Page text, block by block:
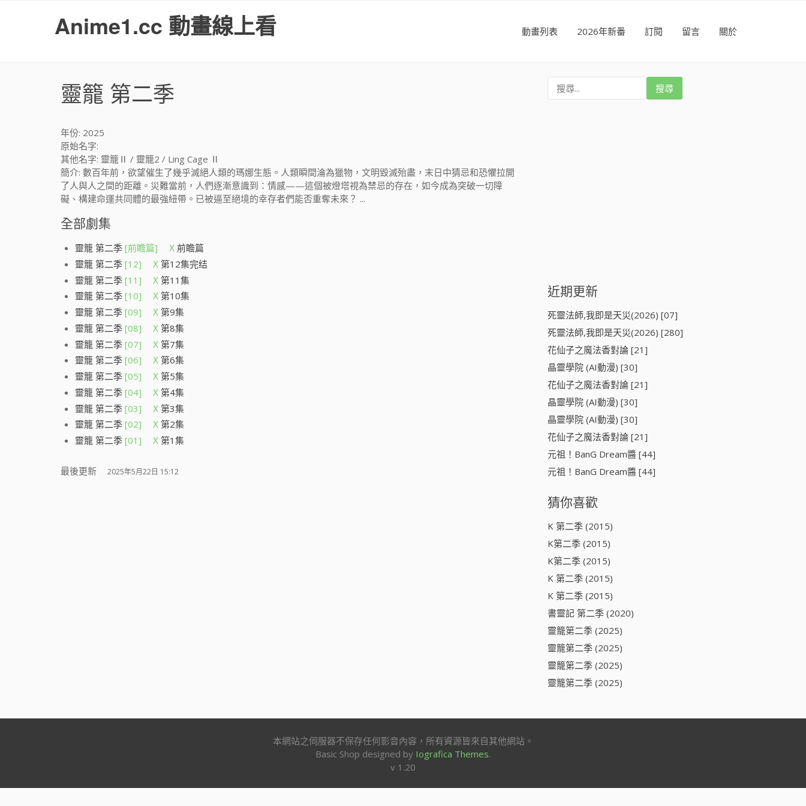
Anime1.cc 動畫線上看 動畫列表 2026年新番 訂閱 留言 關於
靈籠 第二季
年份: 2025
原始名字:
其他名字: 靈籠Ⅱ / 靈籠2 / Ling Cage Ⅱ
簡介: 數百年前，欲望催生了幾乎滅絕人類的瑪娜生態。人類瞬間淪為獵物，文明毀滅殆盡，末日中猜忌和恐懼拉開
了人與人之間的距離。災難當前，人們逐漸意識到：情感——這個被燈塔視為禁忌的存在，如今成為突破一切障
礙、構建命運共同體的最強紐帶。已被逼至絕境的幸存者們能否重奪未來？ ...
全部劇集
靈籠 第二季 [前瞻篇] X 前瞻篇
靈籠 第二季 [12] X 第12集完结
靈籠 第二季 [11] X 第11集
靈籠 第二季 [10] X 第10集
靈籠 第二季 [09] X 第9集
靈籠 第二季 [08] X 第8集
靈籠 第二季 [07] X 第7集
靈籠 第二季 [06] X 第6集
靈籠 第二季 [05] X 第5集
靈籠 第二季 [04] X 第4集
靈籠 第二季 [03] X 第3集
靈籠 第二季 [02] X 第2集
靈籠 第二季 [01] X 第1集
最後更新 2025年5月22日 15:12
近期更新
死靈法師,我即是天災(2026) [07]
死靈法師,我即是天災(2026) [280]
花仙子之魔法香對論 [21]
晶靈學院 (AI動漫) [30]
花仙子之魔法香對論 [21]
晶靈學院 (AI動漫) [30]
晶靈學院 (AI動漫) [30]
花仙子之魔法香對論 [21]
元祖！BanG Dream醬 [44]
元祖！BanG Dream醬 [44]
猜你喜歡
K 第二季 (2015)
K第二季 (2015)
K第二季 (2015)
K 第二季 (2015)
K 第二季 (2015)
書靈記 第二季 (2020)
靈籠第二季 (2025)
靈籠第二季 (2025)
靈籠第二季 (2025)
靈籠第二季 (2025)
本網站之伺服器不保存任何影音內容，所有資源皆來自其他網站。
Basic Shop designed by Iografica Themes.
v 1.20